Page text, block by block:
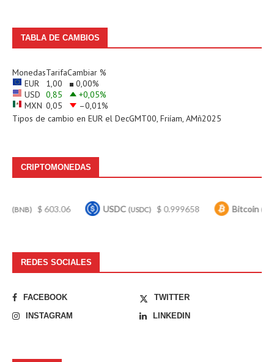
TABLA DE CAMBIOS
MonedasTarifaCambiar %
EUR
1,00 0,00%
USD 0,85 +0,05%
MXN 0,05 –0,01%
Tipos de cambio en EUR el DecGMT00, Friíam, AMñ2025
CRIPTOMONEDAS
$ 603.06 USDC(USDC) $ 0.999658 Bitcoin (BTC) $
REDES SOCIALES
FACEBOOK
TWITTER
INSTAGRAM
LINKEDIN